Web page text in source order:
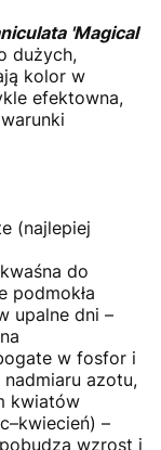
'Magical
dużych,
kolor w
efektowna,
(najlepiej
do
podmokła
upalne dni –
w fosfor i
azotu,
kwiatów
–
wzrost i